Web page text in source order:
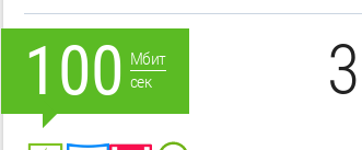
100 Мбит
сек